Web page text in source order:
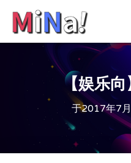
【娱乐向
于2017年7